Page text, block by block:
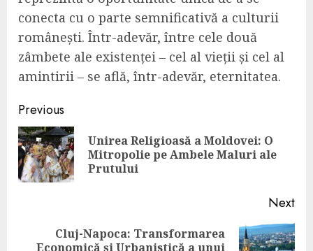
conecta cu o parte semnificativă a culturii
românești. Într-adevăr, între cele două
zâmbete ale existenței – cel al vieții și cel al
amintirii – se află, într-adevăr, eternitatea.
Continue
Reading
Previous
Unirea Religioasă a Moldovei: O
Mitropolie pe Ambele Maluri ale
Prutului
Next
Next
Cluj-Napoca: Transformarea
Economică și Urbanistică a unui